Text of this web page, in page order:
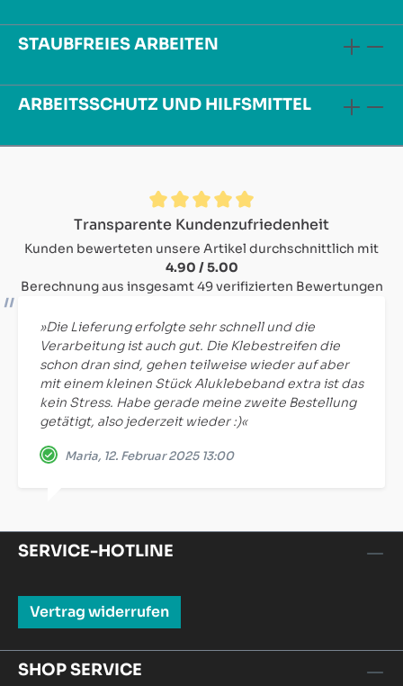
STAUBFREIES ARBEITEN
ARBEITSSCHUTZ UND HILFSMITTEL
Durchschnittliche Bewertung von 4.9 von 5 Sternen
Transparente Kundenzufriedenheit
Kunden bewerteten unsere Artikel durchschnittlich mit
4.90 / 5.00
Berechnung aus insgesamt 49 verifizierten Bewertungen
»Die Lieferung erfolgte sehr schnell und die
Verarbeitung ist auch gut. Die Klebestreifen die
schon dran sind, gehen teilweise wieder auf aber
mit einem kleinen Stück Aluklebeband extra ist das
kein Stress. Habe gerade meine zweite Bestellung
getätigt, also jederzeit wieder :)«
Maria, 12. Februar 2025 13:00
SERVICE-HOTLINE
Vertrag widerrufen
SHOP SERVICE